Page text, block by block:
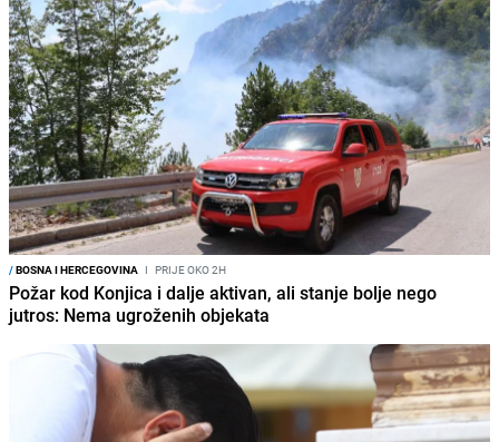
/BOSNA I HERCEGOVINA I PRIJE OKO 2H
Požar kod Konjica i dalje aktivan, ali stanje bolje nego
jutros: Nema ugroženih objekata